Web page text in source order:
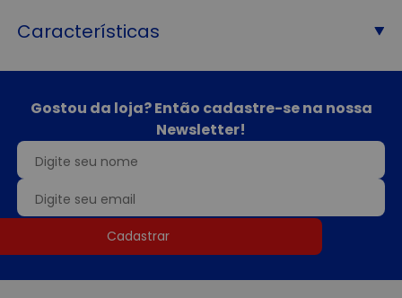
Características
Gostou da loja? Então cadastre-se na nossa
Newsletter!
Cadastrar